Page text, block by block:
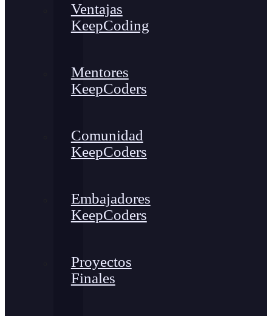
Ventajas
KeepCoding
Mentores
KeepCoders
Comunidad
KeepCoders
Embajadores
KeepCoders
Proyectos
Finales